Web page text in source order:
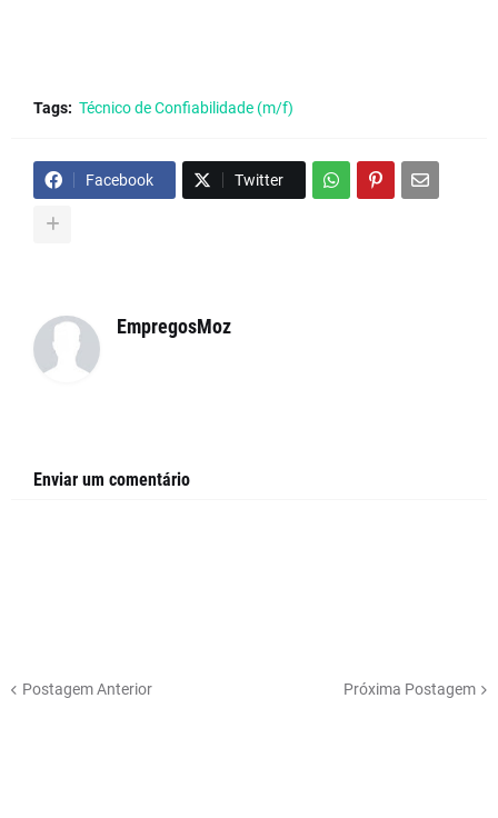
Tags: Técnico de Confiabilidade (m/f)
Facebook Twitter
EmpregosMoz
Enviar um comentário
Postagem Anterior Próxima Postagem